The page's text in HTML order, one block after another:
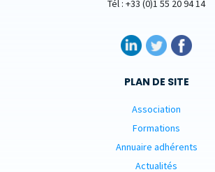
Tél : +33 (0)1 55 20 94 14
PLAN DE SITE
Association
Formations
Annuaire adhérents
Actualités